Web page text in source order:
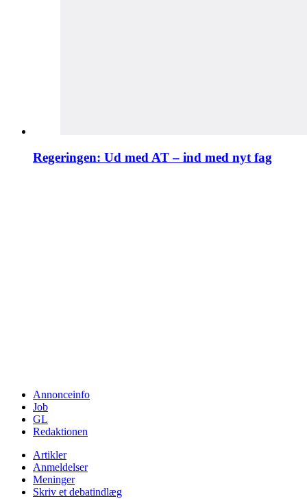
Regeringen: Ud med AT – ind med nyt fag
Annonceinfo
Job
GL
Redaktionen
Artikler
Anmeldelser
Meninger
Skriv et debatindlæg